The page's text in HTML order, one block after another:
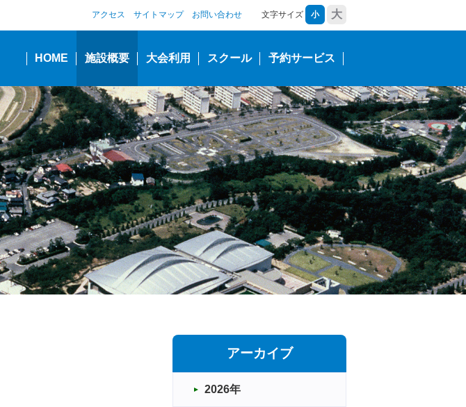
アクセス サイトマップ お問い合わせ
HOME 施設概要 大会利用 スクール 予約サービス
文字サイズ 小 大
アーカイブ
2026年